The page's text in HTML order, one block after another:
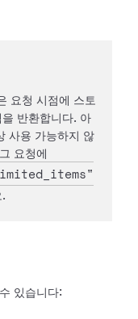
요청 시점에 스토
반환합니다. 아
사용 가능하지 않
요청에
.
있습니다: